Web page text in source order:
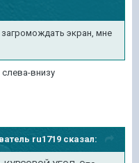
экран, мне
внизу
ru1719 сказал: